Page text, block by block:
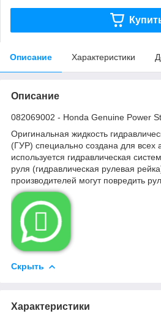
Описание Характеристики
Описание
082069002 - Honda Genuine Power
Оригинальная жидкость
(ГУР) специально создана для всех
используется гидравлическая
руля (гидравлическая рулевая
производителей могут повредить

Скрыть
Характеристики